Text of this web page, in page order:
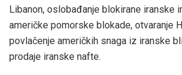
Libanon, oslobađanje blokirane iranske
američke pomorske blokade, otvaranje
povlačenje američkih snaga iz iranske
prodaje iranske nafte.